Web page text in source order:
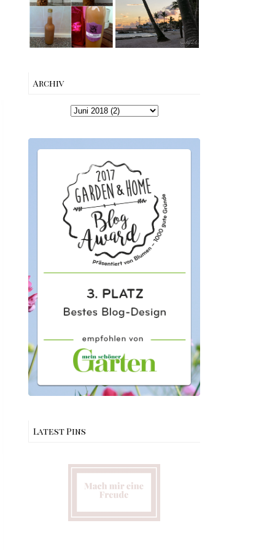
machen –
einfaches
Rezept &
Geschenkidee
Beach bis Key
West | The Nina
Edition
Archiv
Latest Pins